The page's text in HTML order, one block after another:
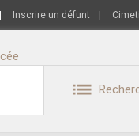
Inscrire un défunt